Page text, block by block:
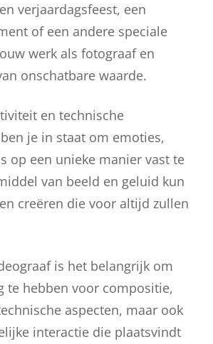
verjaardagsfeest, een
of een andere speciale
werk als fotograaf en
onschatbare waarde.
en technische
je in staat om emoties,
op een unieke manier vast te
van beeld en geluid kun
creëren die voor altijd zullen
is het belangrijk om
te hebben voor compositie,
aspecten, maar ook
interactie die plaatsvindt